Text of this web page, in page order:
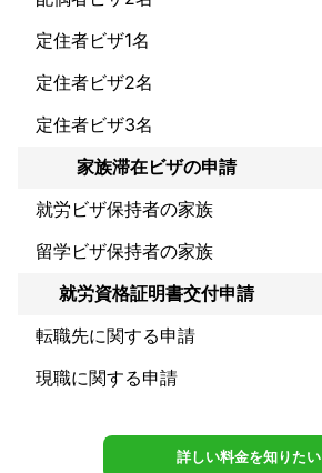
定住者ビザ1名
定住者ビザ2名
定住者ビザ3名
家族滞在ビザの申請
就労ビザ保持者の家族
留学ビザ保持者の家族
就労資格証明書交付申請
転職先に関する申請
現職に関する申請
詳しい料金を知りたい